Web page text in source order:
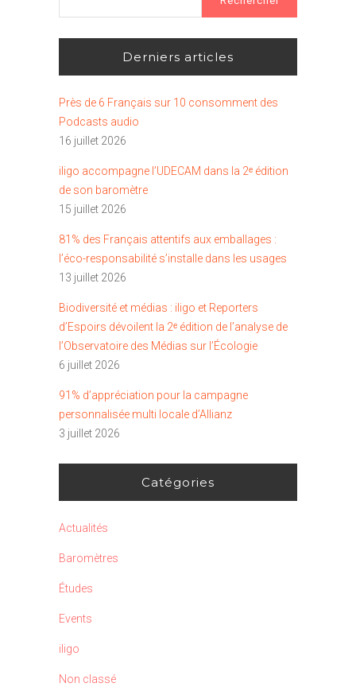
Derniers articles
Près de 6 Français sur 10 consomment des
Podcasts audio
16 juillet 2026
iligo accompagne l’UDECAM dans la 2ᵉ édition
de son baromètre
15 juillet 2026
81% des Français attentifs aux emballages :
l’éco-responsabilité s’installe dans les usages
13 juillet 2026
Biodiversité et médias : iligo et Reporters
d’Espoirs dévoilent la 2ᵉ édition de l’analyse de
l’Observatoire des Médias sur l’Écologie
6 juillet 2026
91% d’appréciation pour la campagne
personnalisée multi locale d’Allianz
3 juillet 2026
Catégories
Actualités
Baromètres
Études
Events
iligo
Non classé